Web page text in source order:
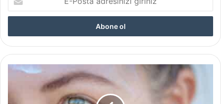
Posta
adresinizi
Cilt